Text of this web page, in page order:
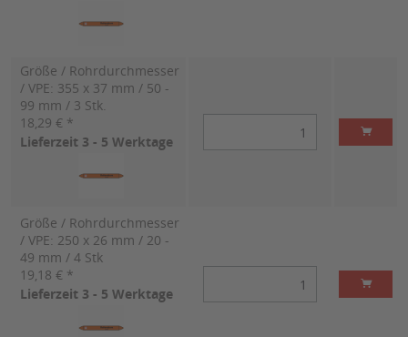
Größe / Rohrdurchmesser
/ VPE: 355 x 37 mm / 50 -
99 mm / 3 Stk.
18,29 € *
Lieferzeit 3 - 5 Werktage
Größe / Rohrdurchmesser
/ VPE: 250 x 26 mm / 20 -
49 mm / 4 Stk
19,18 € *
Lieferzeit 3 - 5 Werktage